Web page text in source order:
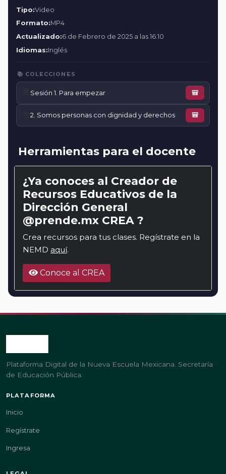
Tipo:Video
Formato:MP4
Actualizado:6 de Febrero de 2025 a las 16:10
Idiomas:Inglés
📚 COLECCIONES
Sesión 1. Para empezar 🎒
📚2. Somos personas con dignidad y derechos 🎒
Herramientas para el docente
¿Ya conoces al Creador de
Recursos Educativos de la
Dirección General
@prende.mx CREA ?
Crea recursos para tus clases. Regístrate en la
NEMD aquí.
Conoce al CREA
Plataforma Digital de la Nueva Escuela Mexicana. Secretaría
de Educación Pública.
PLATAFORMA
Inicio
Regístrate
Ingresa